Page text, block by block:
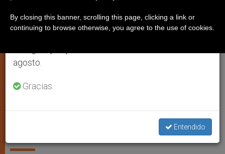
Mensaje de Paolo Ruffini para la
Semana de la Comunicación
agosto.
Gracias.
Entendido
By closing this banner, scrolling this page, clicking a link or
continuing to browse otherwise, you agree to the use of cookies.